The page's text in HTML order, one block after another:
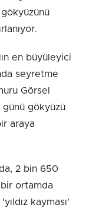
en büyüleyici
seyretme
Görsel
günü gökyüzü
araya
2 bin 650
bir ortamda
kayması'